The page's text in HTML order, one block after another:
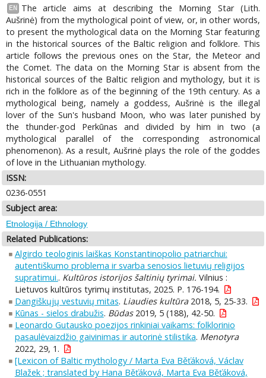
EN
The article aims at describing the Morning Star (Lith.
Aušrinė) from the mythological point of view, or, in other words,
to present the mythological data on the Morning Star featuring
in the historical sources of the Baltic religion and folklore. This
article follows the previous ones on the Star, the Meteor and
the Comet. The data on the Morning Star is absent from the
historical sources of the Baltic religion and mythology, but it is
rich in the folklore as of the beginning of the 19th century. As a
mythological being, namely a goddess, Aušrinė is the illegal
lover of the Sun's husband Moon, who was later punished by
the thunder-god Perkūnas and divided by him in two (a
mythological parallel of the corresponding astronomical
phenomenon). As a result, Aušrinė plays the role of the goddes
of love in the Lithuanian mythology.
ISSN:
0236-0551
Subject area:
Etnologija / Ethnology
Related Publications:
Algirdo teologinis laiškas Konstantinopolio patriarchui:
autentiškumo problema ir svarba senosios lietuvių religijos
supratimui.. Kultūros istorijos šaltinių tyrimai. Vilnius :
Lietuvos kultūros tyrimų institutas, 2025. P. 176-194.
Dangiškųjų vestuvių mitas. Liaudies kultūra2018, 5, 25-33.
Kūnas - sielos drabužis. Būdas2019, 5 (188), 42-50.
Leonardo Gutausko poezijos rinkiniai vaikams: folklorinio
pasaulėvaizdžio gaivinimas ir autorinė stilistika. Menotyra
2022, 29, 1.
[Lexicon of Baltic mythology / Marta Eva Běťáková, Václav
Blažek ; translated by Hana Běťáková, Marta Eva Běťáková,